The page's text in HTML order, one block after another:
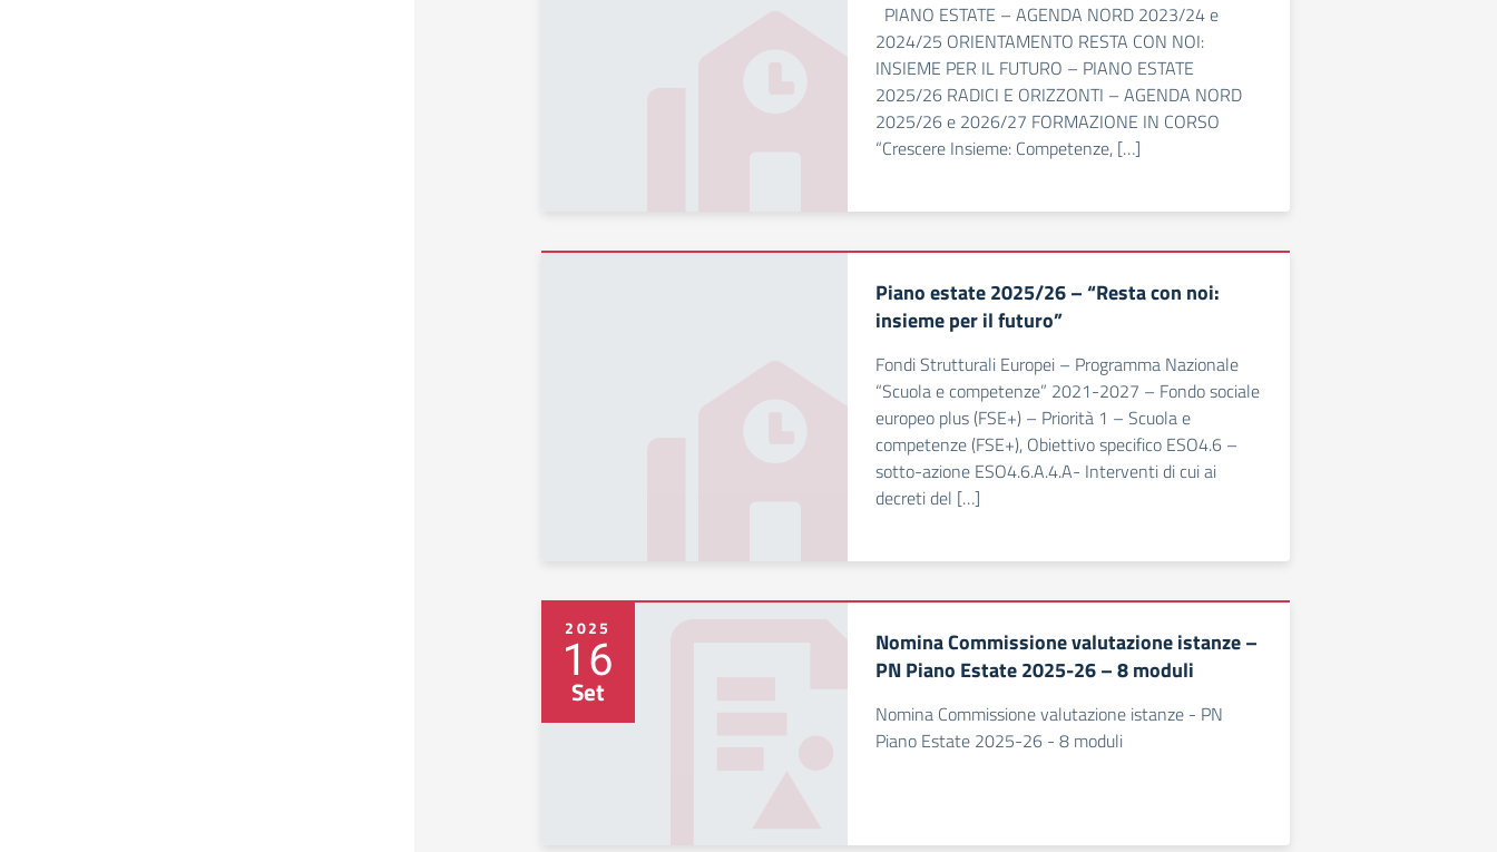
PIANO ESTATE – AGENDA NORD 2023/24 e
2024/25 ORIENTAMENTO RESTA CON NOI:
INSIEME PER IL FUTURO – PIANO ESTATE
2025/26 RADICI E ORIZZONTI – AGENDA NORD
2025/26 e 2026/27 FORMAZIONE IN CORSO
“Crescere Insieme: Competenze, […]
Piano estate 2025/26 – “Resta con noi:
insieme per il futuro”
Fondi Strutturali Europei – Programma Nazionale
“Scuola e competenze” 2021-2027 – Fondo sociale
europeo plus (FSE+) – Priorità 1 – Scuola e
competenze (FSE+), Obiettivo specifico ESO4.6 –
sotto-azione ESO4.6.A.4.A- Interventi di cui ai
decreti del […]
2025
16
Set
Nomina Commissione valutazione istanze –
PN Piano Estate 2025-26 – 8 moduli
Nomina Commissione valutazione istanze - PN
Piano Estate 2025-26 - 8 moduli